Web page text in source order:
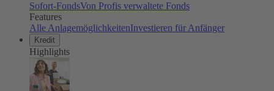
Sofort-FondsVon Profis verwaltete Fonds
Features
Alle AnlagemöglichkeitenInvestieren für Anfänger
Kredit
Highlights